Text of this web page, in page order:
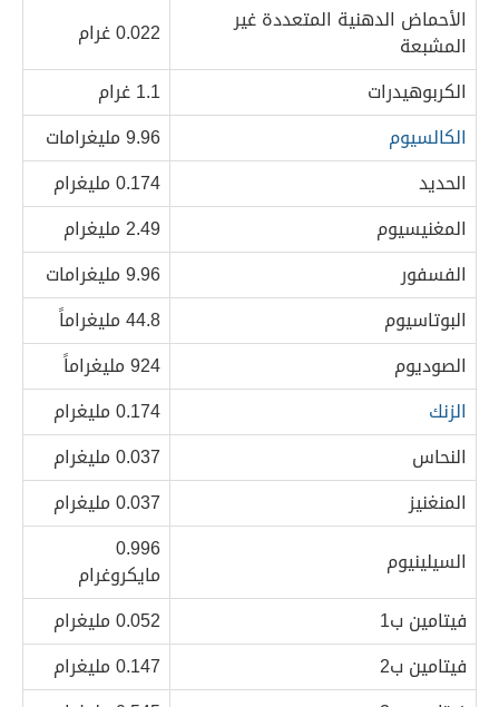
الأحماض الدهنية المتعددة غير
المشبعة
0.022 غرام
الكربوهيدرات
1.1 غرام
الكالسيوم
9.96 مليغرامات
الحديد
0.174 مليغرام
المغنيسيوم
2.49 مليغرام
الفسفور
9.96 مليغرامات
البوتاسيوم
44.8 مليغراماً
الصوديوم
924 مليغراماً
الزنك
0.174 مليغرام
النحاس
0.037 مليغرام
المنغنيز
0.037 مليغرام
السيلينيوم
0.996
مايكروغرام
فيتامين ب1
0.052 مليغرام
فيتامين ب2
0.147 مليغرام